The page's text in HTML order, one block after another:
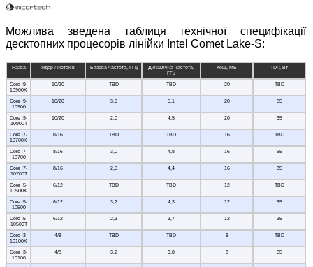
Можлива зведена таблиця технічної специфікації
десктопних процесорів лінійки Intel Comet Lake-S:
Назва Ядер / Потоків Базова частота, ГГц
Динамічна частота,
ГГц
Кеш, МБ TDP, Вт
Core i9-
10900K
10/20 TBD TBD 20 TBD
Core i9-
10900
10/20 3,0 5,1 20 65
Core i9-
10900T
10/20 2,0 4,5 20 35
Core i7-
10700K
8/16 TBD TBD 16 TBD
Core i7-
10700
8/16 3,0 4,8 16 65
Core i7-
10700T
8/16 2,0 4,4 16 35
Core i5-
10500K
6/12 TBD TBD 12 TBD
Core i5-
10500
6/12 3,2 4,3 12 65
Core i5-
10500T
6/12 2,3 3,7 12 35
Core i3-
10100K
4/8 TBD TBD 8 TBD
Core i3-
10100
4/8 3,2 3,8 8 65